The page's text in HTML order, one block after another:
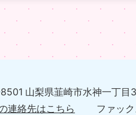
山梨県韮崎市水神一丁目
連絡先はこちら
ファッ